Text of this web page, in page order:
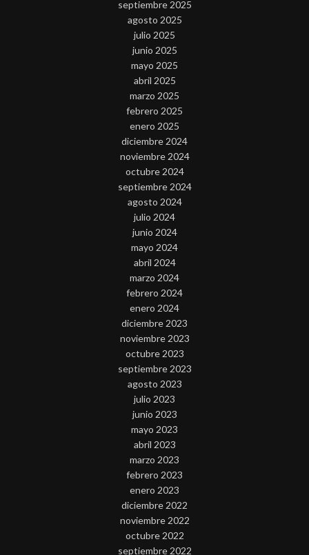
septiembre 2025
agosto 2025
julio 2025
junio 2025
mayo 2025
abril 2025
marzo 2025
febrero 2025
enero 2025
diciembre 2024
noviembre 2024
octubre 2024
septiembre 2024
agosto 2024
julio 2024
junio 2024
mayo 2024
abril 2024
marzo 2024
febrero 2024
enero 2024
diciembre 2023
noviembre 2023
octubre 2023
septiembre 2023
agosto 2023
julio 2023
junio 2023
mayo 2023
abril 2023
marzo 2023
febrero 2023
enero 2023
diciembre 2022
noviembre 2022
octubre 2022
septiembre 2022